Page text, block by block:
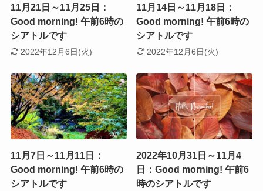
11月21日～11月25日：
Good morning! 午前6時の
シアトルです
2022年12月6日(火)
11月14日～11月18日：
Good morning! 午前6時の
シアトルです
2022年12月6日(火)
11月7日～11月11日：
Good morning! 午前6時の
シアトルです
2022年10月31日～11月4
日：Good morning! 午前6
時のシアトルです